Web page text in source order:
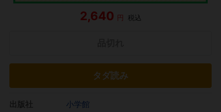
2,640 円 税込
タダ読み
小学館